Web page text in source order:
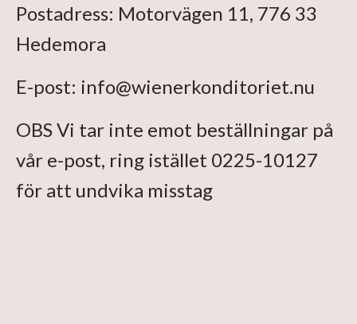
Postadress: Motorvägen 11, 776 33
Hedemora
E-post: info@wienerkonditoriet.nu
OBS Vi tar inte emot beställningar på
vår e-post, ring istället 0225-10127
för att undvika misstag